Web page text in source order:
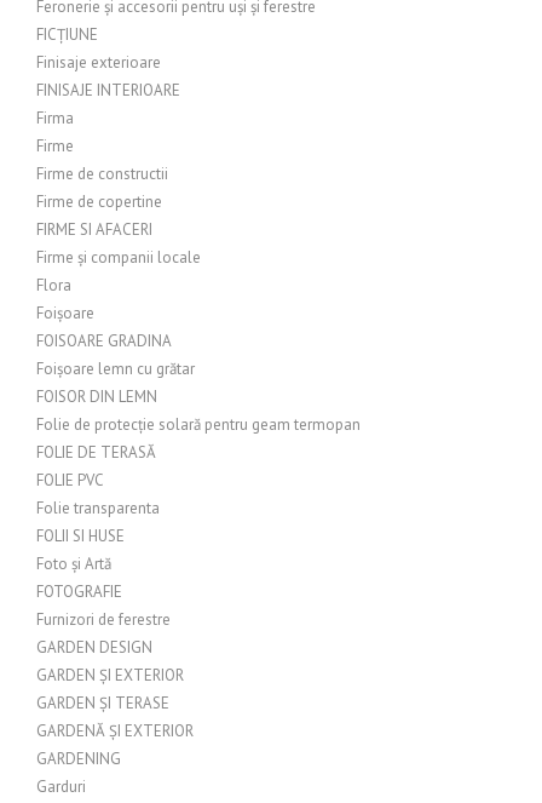
Feronerie și accesorii pentru uși și ferestre
FICȚIUNE
Finisaje exterioare
FINISAJE INTERIOARE
Firma
Firme
Firme de constructii
Firme de copertine
FIRME SI AFACERI
Firme și companii locale
Flora
Foișoare
FOISOARE GRADINA
Foișoare lemn cu grătar
FOISOR DIN LEMN
Folie de protecție solară pentru geam termopan
FOLIE DE TERASĂ
FOLIE PVC
Folie transparenta
FOLII SI HUSE
Foto și Artă
FOTOGRAFIE
Furnizori de ferestre
GARDEN DESIGN
GARDEN ȘI EXTERIOR
GARDEN ȘI TERASE
GARDENĂ ȘI EXTERIOR
GARDENING
Garduri